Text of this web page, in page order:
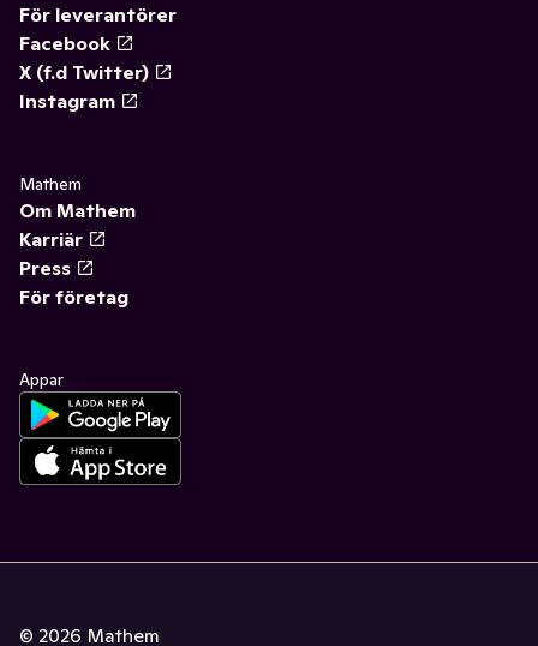
För leverantörer
Facebook
X (f.d Twitter)
Instagram
Mathem
Om Mathem
Karriär
Press
För företag
Appar
© 2026 Mathem